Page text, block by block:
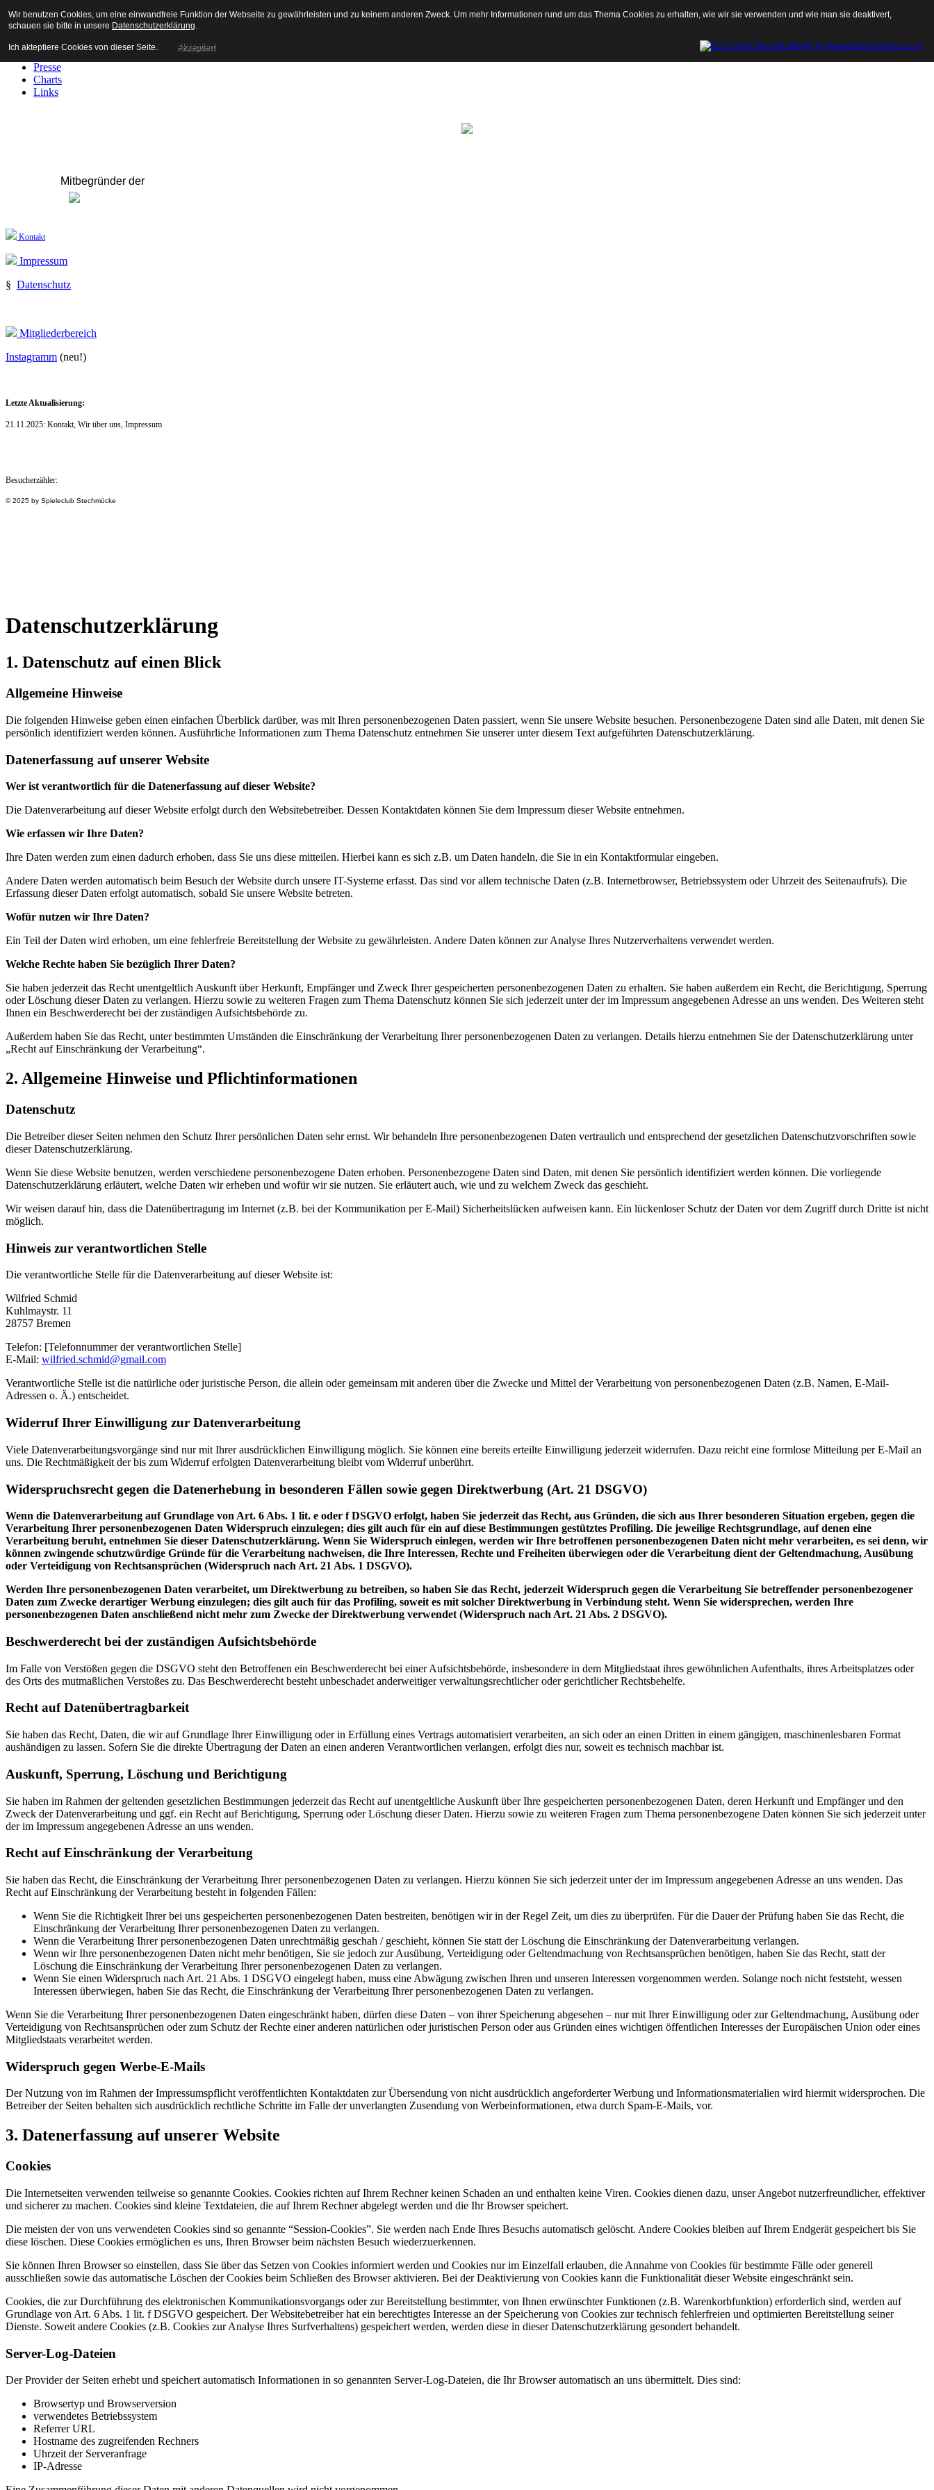
Home
Wir
Termine
Events
Presse
Charts
Links
Mitbegründer der
Kontakt
Impressum
§ Datenschutz
Mitgliederbereich
Instagramm (neu!)
Letzte Aktualisierung:
21.11.2025: Kontakt, Wir über uns, Impressum
Besucherzähler:
© 2025 by Spieleclub Stechmücke
Datenschutzerklärung
1. Datenschutz auf einen Blick
Allgemeine Hinweise
Die folgenden Hinweise geben einen einfachen Überblick darüber, was mit Ihren personenbezogenen Daten passiert, wenn Sie unsere Website besuchen. Personenbezogene Daten sind alle Daten, mit denen Sie
persönlich identifiziert werden können. Ausführliche Informationen zum Thema Datenschutz entnehmen Sie unserer unter diesem Text aufgeführten Datenschutzerklärung.
Datenerfassung auf unserer Website
Wer ist verantwortlich für die Datenerfassung auf dieser Website?
Die Datenverarbeitung auf dieser Website erfolgt durch den Websitebetreiber. Dessen Kontaktdaten können Sie dem Impressum dieser Website entnehmen.
Wie erfassen wir Ihre Daten?
Ihre Daten werden zum einen dadurch erhoben, dass Sie uns diese mitteilen. Hierbei kann es sich z.B. um Daten handeln, die Sie in ein Kontaktformular eingeben.
Andere Daten werden automatisch beim Besuch der Website durch unsere IT-Systeme erfasst. Das sind vor allem technische Daten (z.B. Internetbrowser, Betriebssystem oder Uhrzeit des Seitenaufrufs). Die
Erfassung dieser Daten erfolgt automatisch, sobald Sie unsere Website betreten.
Wofür nutzen wir Ihre Daten?
Ein Teil der Daten wird erhoben, um eine fehlerfreie Bereitstellung der Website zu gewährleisten. Andere Daten können zur Analyse Ihres Nutzerverhaltens verwendet werden.
Welche Rechte haben Sie bezüglich Ihrer Daten?
Sie haben jederzeit das Recht unentgeltlich Auskunft über Herkunft, Empfänger und Zweck Ihrer gespeicherten personenbezogenen Daten zu erhalten. Sie haben außerdem ein Recht, die Berichtigung, Sperrung
oder Löschung dieser Daten zu verlangen. Hierzu sowie zu weiteren Fragen zum Thema Datenschutz können Sie sich jederzeit unter der im Impressum angegebenen Adresse an uns wenden. Des Weiteren steht
Ihnen ein Beschwerderecht bei der zuständigen Aufsichtsbehörde zu.
Außerdem haben Sie das Recht, unter bestimmten Umständen die Einschränkung der Verarbeitung Ihrer personenbezogenen Daten zu verlangen. Details hierzu entnehmen Sie der Datenschutzerklärung unter
„Recht auf Einschränkung der Verarbeitung“.
2. Allgemeine Hinweise und Pflichtinformationen
Datenschutz
Die Betreiber dieser Seiten nehmen den Schutz Ihrer persönlichen Daten sehr ernst. Wir behandeln Ihre personenbezogenen Daten vertraulich und entsprechend der gesetzlichen Datenschutzvorschriften sowie
dieser Datenschutzerklärung.
Wenn Sie diese Website benutzen, werden verschiedene personenbezogene Daten erhoben. Personenbezogene Daten sind Daten, mit denen Sie persönlich identifiziert werden können. Die vorliegende
Datenschutzerklärung erläutert, welche Daten wir erheben und wofür wir sie nutzen. Sie erläutert auch, wie und zu welchem Zweck das geschieht.
Wir weisen darauf hin, dass die Datenübertragung im Internet (z.B. bei der Kommunikation per E-Mail) Sicherheitslücken aufweisen kann. Ein lückenloser Schutz der Daten vor dem Zugriff durch Dritte ist nicht
möglich.
Hinweis zur verantwortlichen Stelle
Die verantwortliche Stelle für die Datenverarbeitung auf dieser Website ist:
Wilfried Schmid
Kuhlmaystr. 11
28757 Bremen
Telefon: [Telefonnummer der verantwortlichen Stelle]
E-Mail: wilfried.schmid@gmail.com
Verantwortliche Stelle ist die natürliche oder juristische Person, die allein oder gemeinsam mit anderen über die Zwecke und Mittel der Verarbeitung von personenbezogenen Daten (z.B. Namen, E-Mail-
Adressen o. Ä.) entscheidet.
Widerruf Ihrer Einwilligung zur Datenverarbeitung
Viele Datenverarbeitungsvorgänge sind nur mit Ihrer ausdrücklichen Einwilligung möglich. Sie können eine bereits erteilte Einwilligung jederzeit widerrufen. Dazu reicht eine formlose Mitteilung per E-Mail an
uns. Die Rechtmäßigkeit der bis zum Widerruf erfolgten Datenverarbeitung bleibt vom Widerruf unberührt.
Widerspruchsrecht gegen die Datenerhebung in besonderen Fällen sowie gegen Direktwerbung (Art. 21 DSGVO)
Wenn die Datenverarbeitung auf Grundlage von Art. 6 Abs. 1 lit. e oder f DSGVO erfolgt, haben Sie jederzeit das Recht, aus Gründen, die sich aus Ihrer besonderen Situation ergeben, gegen die
Verarbeitung Ihrer personenbezogenen Daten Widerspruch einzulegen; dies gilt auch für ein auf diese Bestimmungen gestütztes Profiling. Die jeweilige Rechtsgrundlage, auf denen eine
Verarbeitung beruht, entnehmen Sie dieser Datenschutzerklärung. Wenn Sie Widerspruch einlegen, werden wir Ihre betroffenen personenbezogenen Daten nicht mehr verarbeiten, es sei denn, wir
können zwingende schutzwürdige Gründe für die Verarbeitung nachweisen, die Ihre Interessen, Rechte und Freiheiten überwiegen oder die Verarbeitung dient der Geltendmachung, Ausübung
oder Verteidigung von Rechtsansprüchen (Widerspruch nach Art. 21 Abs. 1 DSGVO).
Werden Ihre personenbezogenen Daten verarbeitet, um Direktwerbung zu betreiben, so haben Sie das Recht, jederzeit Widerspruch gegen die Verarbeitung Sie betreffender personenbezogener
Daten zum Zwecke derartiger Werbung einzulegen; dies gilt auch für das Profiling, soweit es mit solcher Direktwerbung in Verbindung steht. Wenn Sie widersprechen, werden Ihre
personenbezogenen Daten anschließend nicht mehr zum Zwecke der Direktwerbung verwendet (Widerspruch nach Art. 21 Abs. 2 DSGVO).
Beschwerderecht bei der zuständigen Aufsichtsbehörde
Im Falle von Verstößen gegen die DSGVO steht den Betroffenen ein Beschwerderecht bei einer Aufsichtsbehörde, insbesondere in dem Mitgliedstaat ihres gewöhnlichen Aufenthalts, ihres Arbeitsplatzes oder
des Orts des mutmaßlichen Verstoßes zu. Das Beschwerderecht besteht unbeschadet anderweitiger verwaltungsrechtlicher oder gerichtlicher Rechtsbehelfe.
Recht auf Datenübertragbarkeit
Sie haben das Recht, Daten, die wir auf Grundlage Ihrer Einwilligung oder in Erfüllung eines Vertrags automatisiert verarbeiten, an sich oder an einen Dritten in einem gängigen, maschinenlesbaren Format
aushändigen zu lassen. Sofern Sie die direkte Übertragung der Daten an einen anderen Verantwortlichen verlangen, erfolgt dies nur, soweit es technisch machbar ist.
Auskunft, Sperrung, Löschung und Berichtigung
Sie haben im Rahmen der geltenden gesetzlichen Bestimmungen jederzeit das Recht auf unentgeltliche Auskunft über Ihre gespeicherten personenbezogenen Daten, deren Herkunft und Empfänger und den
Zweck der Datenverarbeitung und ggf. ein Recht auf Berichtigung, Sperrung oder Löschung dieser Daten. Hierzu sowie zu weiteren Fragen zum Thema personenbezogene Daten können Sie sich jederzeit unter
der im Impressum angegebenen Adresse an uns wenden.
Recht auf Einschränkung der Verarbeitung
Sie haben das Recht, die Einschränkung der Verarbeitung Ihrer personenbezogenen Daten zu verlangen. Hierzu können Sie sich jederzeit unter der im Impressum angegebenen Adresse an uns wenden. Das
Recht auf Einschränkung der Verarbeitung besteht in folgenden Fällen:
Wenn Sie die Richtigkeit Ihrer bei uns gespeicherten personenbezogenen Daten bestreiten, benötigen wir in der Regel Zeit, um dies zu überprüfen. Für die Dauer der Prüfung haben Sie das Recht, die
Einschränkung der Verarbeitung Ihrer personenbezogenen Daten zu verlangen.
Wenn die Verarbeitung Ihrer personenbezogenen Daten unrechtmäßig geschah / geschieht, können Sie statt der Löschung die Einschränkung der Datenverarbeitung verlangen.
Wenn wir Ihre personenbezogenen Daten nicht mehr benötigen, Sie sie jedoch zur Ausübung, Verteidigung oder Geltendmachung von Rechtsansprüchen benötigen, haben Sie das Recht, statt der
Löschung die Einschränkung der Verarbeitung Ihrer personenbezogenen Daten zu verlangen.
Wenn Sie einen Widerspruch nach Art. 21 Abs. 1 DSGVO eingelegt haben, muss eine Abwägung zwischen Ihren und unseren Interessen vorgenommen werden. Solange noch nicht feststeht, wessen
Interessen überwiegen, haben Sie das Recht, die Einschränkung der Verarbeitung Ihrer personenbezogenen Daten zu verlangen.
Wenn Sie die Verarbeitung Ihrer personenbezogenen Daten eingeschränkt haben, dürfen diese Daten – von ihrer Speicherung abgesehen – nur mit Ihrer Einwilligung oder zur Geltendmachung, Ausübung oder
Verteidigung von Rechtsansprüchen oder zum Schutz der Rechte einer anderen natürlichen oder juristischen Person oder aus Gründen eines wichtigen öffentlichen Interesses der Europäischen Union oder eines
Mitgliedstaats verarbeitet werden.
Widerspruch gegen Werbe-E-Mails
Der Nutzung von im Rahmen der Impressumspflicht veröffentlichten Kontaktdaten zur Übersendung von nicht ausdrücklich angeforderter Werbung und Informationsmaterialien wird hiermit widersprochen. Die
Betreiber der Seiten behalten sich ausdrücklich rechtliche Schritte im Falle der unverlangten Zusendung von Werbeinformationen, etwa durch Spam-E-Mails, vor.
3. Datenerfassung auf unserer Website
Cookies
Die Internetseiten verwenden teilweise so genannte Cookies. Cookies richten auf Ihrem Rechner keinen Schaden an und enthalten keine Viren. Cookies dienen dazu, unser Angebot nutzerfreundlicher, effektiver
und sicherer zu machen. Cookies sind kleine Textdateien, die auf Ihrem Rechner abgelegt werden und die Ihr Browser speichert.
Die meisten der von uns verwendeten Cookies sind so genannte “Session-Cookies”. Sie werden nach Ende Ihres Besuchs automatisch gelöscht. Andere Cookies bleiben auf Ihrem Endgerät gespeichert bis Sie
diese löschen. Diese Cookies ermöglichen es uns, Ihren Browser beim nächsten Besuch wiederzuerkennen.
Sie können Ihren Browser so einstellen, dass Sie über das Setzen von Cookies informiert werden und Cookies nur im Einzelfall erlauben, die Annahme von Cookies für bestimmte Fälle oder generell
ausschließen sowie das automatische Löschen der Cookies beim Schließen des Browser aktivieren. Bei der Deaktivierung von Cookies kann die Funktionalität dieser Website eingeschränkt sein.
Cookies, die zur Durchführung des elektronischen Kommunikationsvorgangs oder zur Bereitstellung bestimmter, von Ihnen erwünschter Funktionen (z.B. Warenkorbfunktion) erforderlich sind, werden auf
Grundlage von Art. 6 Abs. 1 lit. f DSGVO gespeichert. Der Websitebetreiber hat ein berechtigtes Interesse an der Speicherung von Cookies zur technisch fehlerfreien und optimierten Bereitstellung seiner
Dienste. Soweit andere Cookies (z.B. Cookies zur Analyse Ihres Surfverhaltens) gespeichert werden, werden diese in dieser Datenschutzerklärung gesondert behandelt.
Server-Log-Dateien
Der Provider der Seiten erhebt und speichert automatisch Informationen in so genannten Server-Log-Dateien, die Ihr Browser automatisch an uns übermittelt. Dies sind:
Browsertyp und Browserversion
verwendetes Betriebssystem
Referrer URL
Hostname des zugreifenden Rechners
Uhrzeit der Serveranfrage
IP-Adresse
Wir benutzen Cookies, um eine einwandfreie Funktion der Webseite zu gewährleisten und zu keinem anderen Zweck. Um mehr Informationen rund um das Thema Cookies zu erhalten, wie wir sie verwenden und wie man sie deaktivert,
schauen sie bitte in unsere Datenschutzerklärung.
Ich akteptiere Cookies von dieser Seite. Akzeptiert